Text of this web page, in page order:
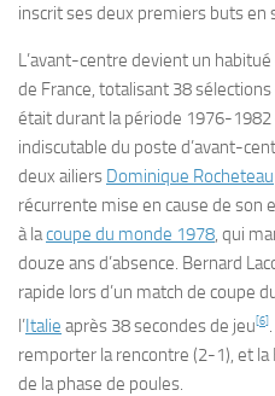
inscrit ses deux premiers buts en
L’avant-centre devient un
de France, totalisant 38
était durant la période 1976-
indiscutable du poste d’avant-
deux ailiers Dominique Rocheteau
récurrente mise en cause de son
à lacoupe du monde 1978, qui
douze ans d’absence. Bernard
rapide lors d’un match de coupe
l’Italie après 38 secondes de jeu[6]
remporter la rencontre (2-1), et la
de la phase de poules.